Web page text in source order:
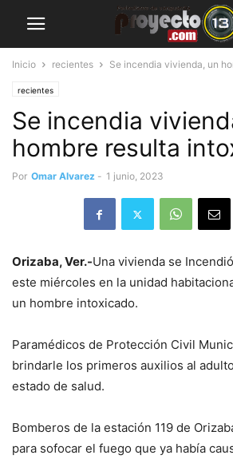
Inicio recientes Se incendia vivienda, un
recientes
Se incendia
hombre resulta
Por Omar Alvarez - 1 junio, 2023
Orizaba, Ver.-Una vivienda se
este miércoles en la unidad
un hombre intoxicado.
Paramédicos de Protección Civil
brindarle los primeros auxilios al
estado de salud.
Bomberos de la estación 119 de
para sofocar el fuego que ya había